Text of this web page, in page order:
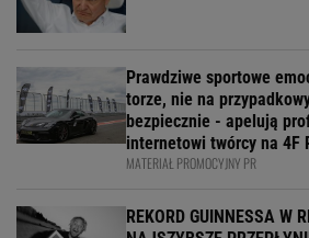
Prawdziwe sportowe
torze, nie na
bezpiecznie - apelują
internetowi twórcy na 4F
MATERIAŁ PROMOCYJNY PR
REKORD GUINNESSA W